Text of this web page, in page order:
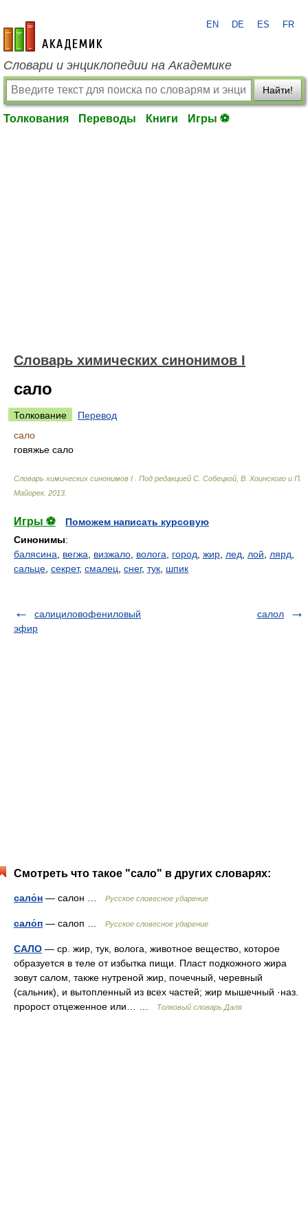
academic.ru
EN DE ES FR
Словари и энциклопедии на Академике
Найти!
Толкования Переводы Книги Игры ⚽
Cловарь химических синонимов I
сало
Толкование
Перевод
сало
говяжье сало
Cловарь химических синонимов I
Под редакцией С. Собецкой, В. Хоинского и П.
Майорек. 2013
Игры ⚽
Поможем написать курсовую
Синонимы:
балясина
вегжа визжало волога город жир лед лой лярд
сальце секрет, смалец снег, тук шпик
салициловофениловый
эфир
салол
Смотреть что такое "сало" в других словарях:
сало́н — салон … Русское словесное ударение
сало́п — салоп … Русское словесное ударение
САЛО — ср. жир, тук, волога, животное вещество, которое
образуется в теле от избытка пищи. Пласт подкожного жира
зовут салом, также нутреной жир, почечный, черевный
(сальник), и вытопленный из всех частей; жир мышечный ·наз.
пророст отцеженное или… …
Толковый словарь Даля